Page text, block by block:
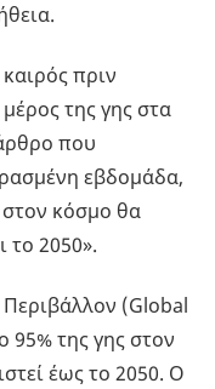
πριν
της γης στα
που
εβδομάδα,
στον κόσμο θα
το 2050».
(Global
95% της γης στον
έως το 2050. Ο